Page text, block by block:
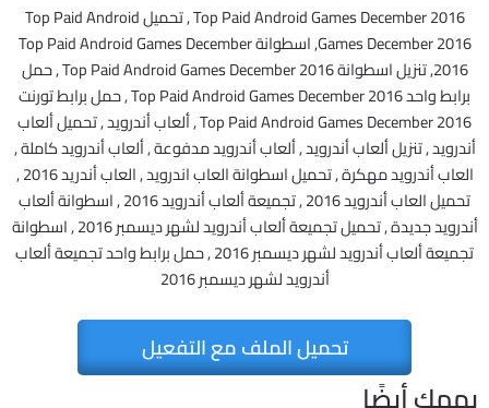
Top Paid Android Games December 2016 , تحميل Top Paid Android
Games December 2016, اسطوانة Top Paid Android Games December
2016, تنزيل اسطوانة Top Paid Android Games December 2016 , حمل
برابط واحد Top Paid Android Games December 2016 , حمل برابط تورنت
Top Paid Android Games December 2016 , ألعاب أندرويد , تحميل ألعاب
أندرويد , تنزيل ألعاب أندرويد , ألعاب أندرويد مدفوعة , ألعاب أندرويد كاملة ,
العاب أندرويد مهكرة , تحميل اسطوانة العاب اندرويد , العاب أندريد 2016 ,
تحميل العاب أندرويد 2016 , تجميعة ألعاب أندرويد 2016 , اسطوانة ألعاب
أندرويد جديدة , تحميل تجميعة ألعاب أندرويد لشهر ديسمبر 2016 , اسطوانة
تجميعة ألعاب أندرويد لشهر ديسمبر 2016 , حمل برابط واحد تجميعة ألعاب
أندرويد لشهر ديسمبر 2016
تحميل الملف مع التفعيل